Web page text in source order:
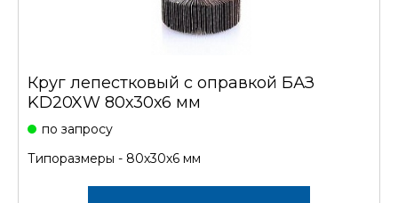
Круг лепестковый с оправкой БАЗ
KD20XW 80х30х6 мм
по запросу
Типоразмеры - 80х30х6 мм